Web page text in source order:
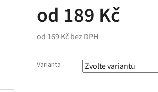
od 189 Kč
od 169 Kčbez DPH
Varianta